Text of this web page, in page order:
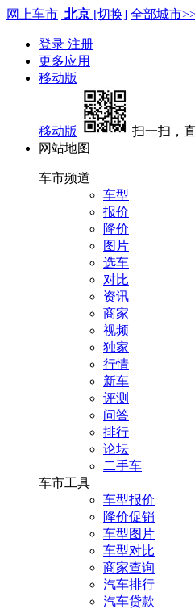
网上车市 北京 [切换] 全部城市
登录 注册
更多应用
移动版
移动版
扫一扫，
网站地图
车市频道
车型
报价
降价
图片
选车
对比
资讯
商家
视频
独家
行情
新车
评测
问答
排行
论坛
二手车
车市工具
车型报价
降价促销
车型图片
车型对比
商家查询
汽车排行
汽车贷款